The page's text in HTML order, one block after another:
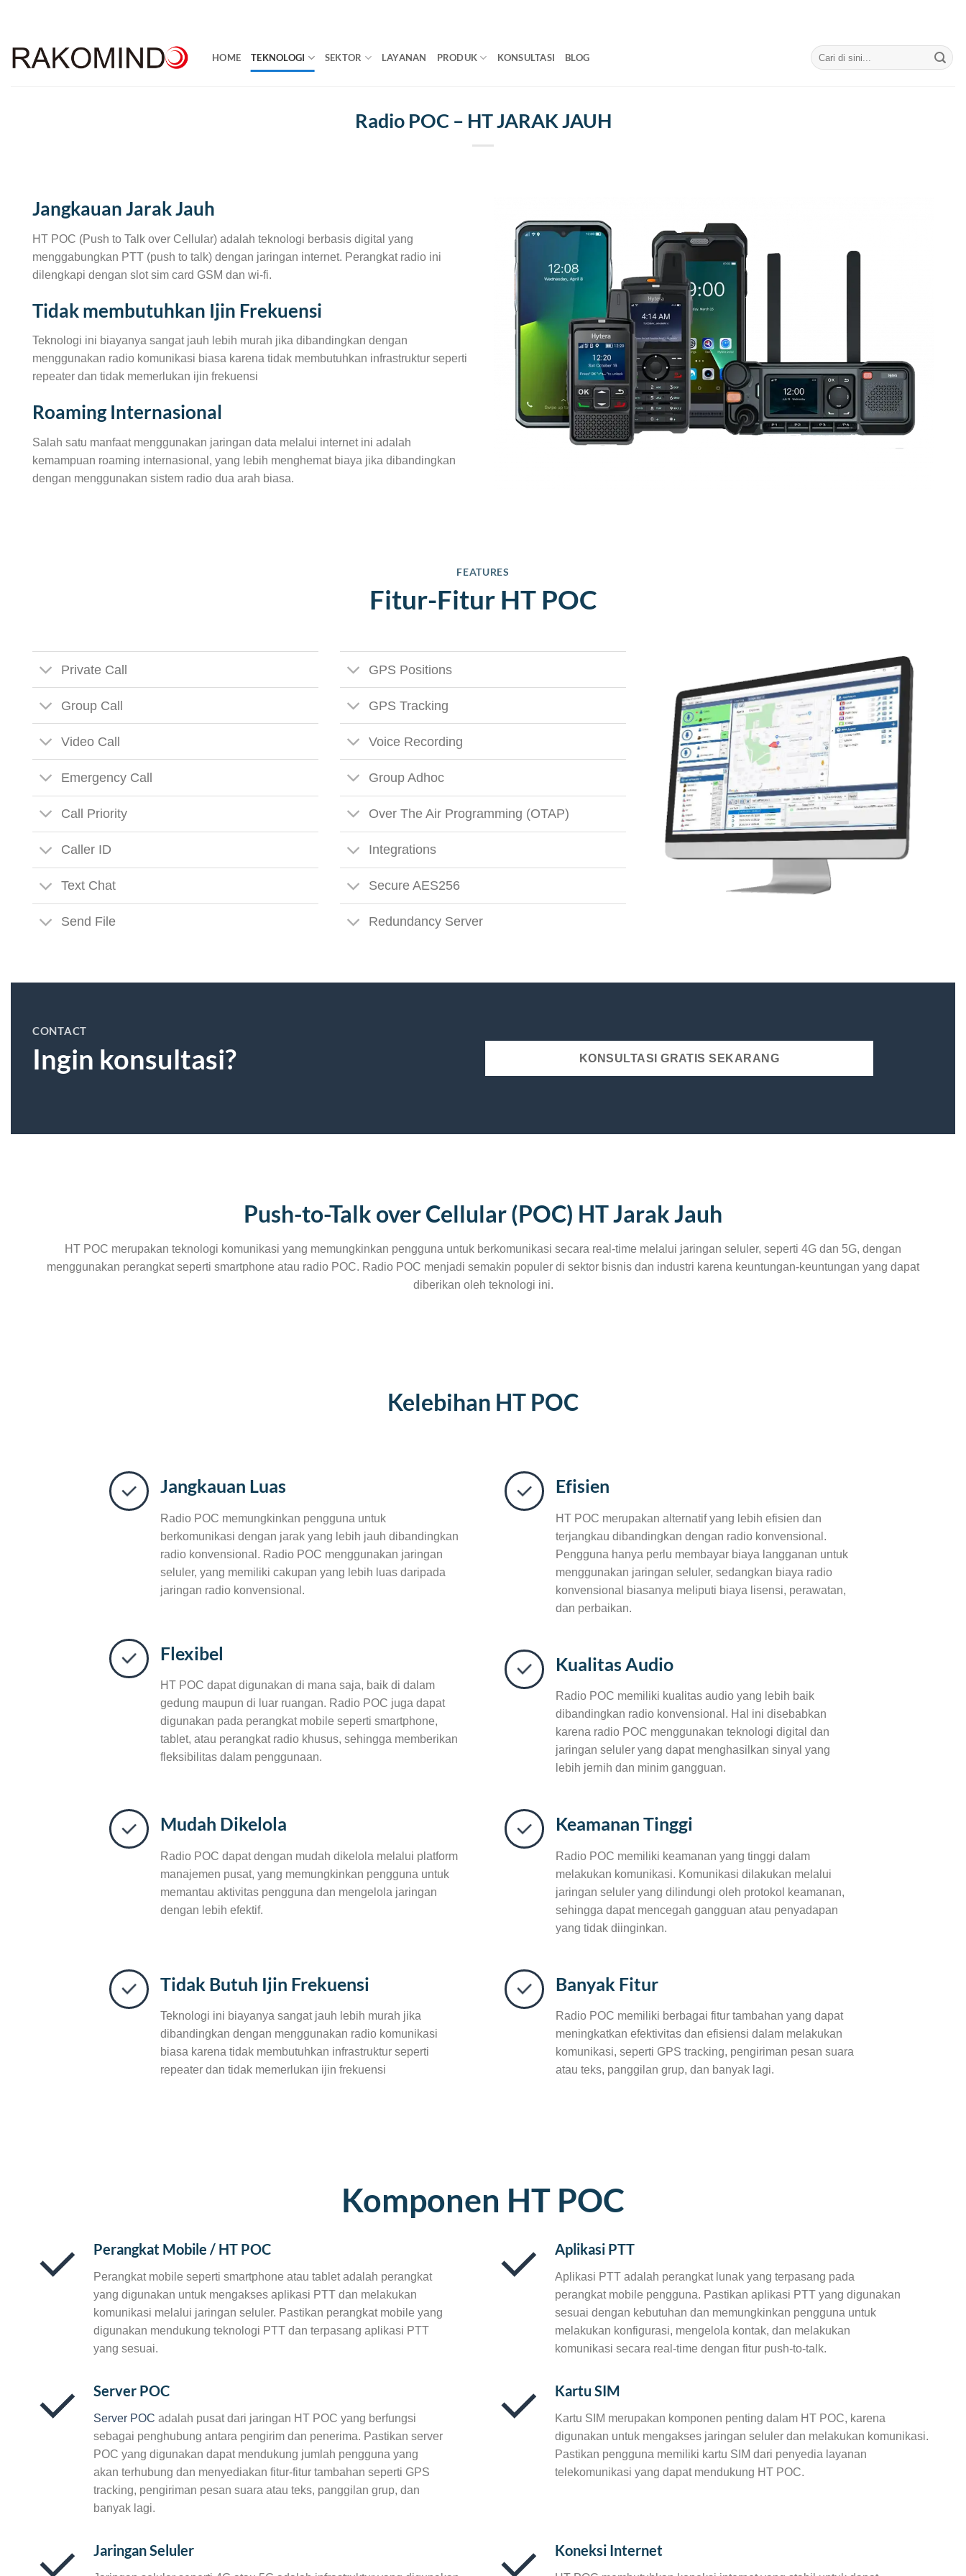
HOME TEKNOLOGI SEKTOR LAYANAN PRODUK KONSULTASI BLOG
Search
for:
Radio POC – HT JARAK JAUH
Jangkauan Jarak Jauh
HT POC (Push to Talk over Cellular) adalah teknologi berbasis digital yang
menggabungkan PTT (push to talk) dengan jaringan internet. Perangkat radio ini
dilengkapi dengan slot sim card GSM dan wi-fi.
Tidak membutuhkan Ijin Frekuensi
Teknologi ini biayanya sangat jauh lebih murah jika dibandingkan dengan
menggunakan radio komunikasi biasa karena tidak membutuhkan infrastruktur seperti
repeater dan tidak memerlukan ijin frekuensi
Roaming Internasional
Salah satu manfaat menggunakan jaringan data melalui internet ini adalah
kemampuan roaming internasional, yang lebih menghemat biaya jika dibandingkan
dengan menggunakan sistem radio dua arah biasa.
FEATURES
Fitur-Fitur HT POC
Private Call
Group Call
Video Call
Emergency Call
Call Priority
Caller ID
Text Chat
Send File
GPS Positions
GPS Tracking
Voice Recording
Group Adhoc
Over The Air Programming (OTAP)
Integrations
Secure AES256
Redundancy Server
CONTACT
Ingin konsultasi? KONSULTASI GRATIS SEKARANG
Push-to-Talk over Cellular (POC) HT Jarak Jauh
HT POC merupakan teknologi komunikasi yang memungkinkan pengguna untuk berkomunikasi secara real-time melalui jaringan seluler, seperti 4G dan 5G, dengan
menggunakan perangkat seperti smartphone atau radio POC. Radio POC menjadi semakin populer di sektor bisnis dan industri karena keuntungan-keuntungan yang dapat
diberikan oleh teknologi ini.
Kelebihan HT POC
Jangkauan Luas
Radio POC memungkinkan pengguna untuk
berkomunikasi dengan jarak yang lebih jauh dibandingkan
radio konvensional. Radio POC menggunakan jaringan
seluler, yang memiliki cakupan yang lebih luas daripada
jaringan radio konvensional.
Efisien
HT POC merupakan alternatif yang lebih efisien dan
terjangkau dibandingkan dengan radio konvensional.
Pengguna hanya perlu membayar biaya langganan untuk
menggunakan jaringan seluler, sedangkan biaya radio
konvensional biasanya meliputi biaya lisensi, perawatan,
dan perbaikan.
Flexibel
HT POC dapat digunakan di mana saja, baik di dalam
gedung maupun di luar ruangan. Radio POC juga dapat
digunakan pada perangkat mobile seperti smartphone,
tablet, atau perangkat radio khusus, sehingga memberikan
fleksibilitas dalam penggunaan.
Kualitas Audio
Radio POC memiliki kualitas audio yang lebih baik
dibandingkan radio konvensional. Hal ini disebabkan
karena radio POC menggunakan teknologi digital dan
jaringan seluler yang dapat menghasilkan sinyal yang
lebih jernih dan minim gangguan.
Mudah Dikelola
Radio POC dapat dengan mudah dikelola melalui platform
manajemen pusat, yang memungkinkan pengguna untuk
memantau aktivitas pengguna dan mengelola jaringan
dengan lebih efektif.
Keamanan Tinggi
Radio POC memiliki keamanan yang tinggi dalam
melakukan komunikasi. Komunikasi dilakukan melalui
jaringan seluler yang dilindungi oleh protokol keamanan,
sehingga dapat mencegah gangguan atau penyadapan
yang tidak diinginkan.
Tidak Butuh Ijin Frekuensi
Teknologi ini biayanya sangat jauh lebih murah jika
dibandingkan dengan menggunakan radio komunikasi
biasa karena tidak membutuhkan infrastruktur seperti
repeater dan tidak memerlukan ijin frekuensi
Banyak Fitur
Radio POC memiliki berbagai fitur tambahan yang dapat
meningkatkan efektivitas dan efisiensi dalam melakukan
komunikasi, seperti GPS tracking, pengiriman pesan suara
atau teks, panggilan grup, dan banyak lagi.
Komponen HT POC
Perangkat Mobile / HT POC
Perangkat mobile seperti smartphone atau tablet adalah perangkat
yang digunakan untuk mengakses aplikasi PTT dan melakukan
komunikasi melalui jaringan seluler. Pastikan perangkat mobile yang
digunakan mendukung teknologi PTT dan terpasang aplikasi PTT
yang sesuai.
Aplikasi PTT
Aplikasi PTT adalah perangkat lunak yang terpasang pada
perangkat mobile pengguna. Pastikan aplikasi PTT yang digunakan
sesuai dengan kebutuhan dan memungkinkan pengguna untuk
melakukan konfigurasi, mengelola kontak, dan melakukan
komunikasi secara real-time dengan fitur push-to-talk.
Server POC
Server POC adalah pusat dari jaringan HT POC yang berfungsi
sebagai penghubung antara pengirim dan penerima. Pastikan server
POC yang digunakan dapat mendukung jumlah pengguna yang
akan terhubung dan menyediakan fitur-fitur tambahan seperti GPS
tracking, pengiriman pesan suara atau teks, panggilan grup, dan
banyak lagi.
Kartu SIM
Kartu SIM merupakan komponen penting dalam HT POC, karena
digunakan untuk mengakses jaringan seluler dan melakukan komunikasi.
Pastikan pengguna memiliki kartu SIM dari penyedia layanan
telekomunikasi yang dapat mendukung HT POC.
Jaringan Seluler Koneksi Internet